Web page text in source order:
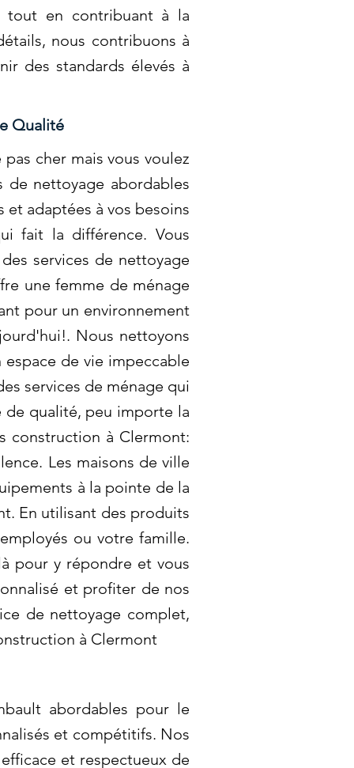
tout en contribuant à la
nous contribuons à
des standards élevés à
Qualité
cher mais vous voulez
de nettoyage abordables
adaptées à vos besoins
fait la différence. Vous
services de nettoyage
une femme de ménage
pour un environnement
Nous nettoyons
de vie impeccable
services de ménage qui
de qualité, peu importe la
construction à Clermont:
Les maisons de ville
à la pointe de la
En utilisant des produits
ou votre famille.
pour y répondre et vous
et profiter de nos
de nettoyage complet,
à Clermont
abordables pour le
et compétitifs. Nos
et respectueux de